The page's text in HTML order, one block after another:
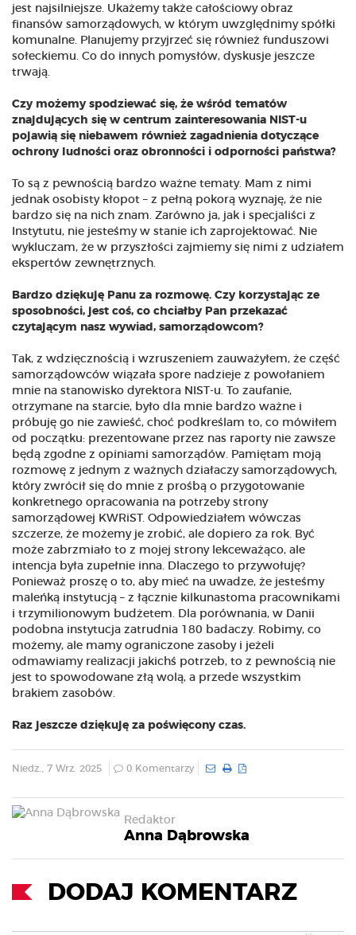
jest najsilniejsze. Ukażemy także całościowy obraz
finansów samorządowych, w którym uwzględnimy spółki
komunalne. Planujemy przyjrzeć się również funduszowi
sołeckiemu. Co do innych pomysłów, dyskusje jeszcze
trwają.
Czy możemy spodziewać się, że wśród tematów
znajdujących się w centrum zainteresowania NIST-u
pojawią się niebawem również zagadnienia dotyczące
ochrony ludności oraz obronności i odporności państwa?
To są z pewnością bardzo ważne tematy. Mam z nimi
jednak osobisty kłopot – z pełną pokorą wyznaję, że nie
bardzo się na nich znam. Zarówno ja, jak i specjaliści z
Instytutu, nie jesteśmy w stanie ich zaprojektować. Nie
wykluczam, że w przyszłości zajmiemy się nimi z udziałem
ekspertów zewnętrznych.
Bardzo dziękuję Panu za rozmowę. Czy korzystając ze
sposobności, jest coś, co chciałby Pan przekazać
czytającym nasz wywiad, samorządowcom?
Tak, z wdzięcznością i wzruszeniem zauważyłem, że część
samorządowców wiązała spore nadzieje z powołaniem
mnie na stanowisko dyrektora NIST-u. To zaufanie,
otrzymane na starcie, było dla mnie bardzo ważne i
próbuję go nie zawieść, choć podkreślam to, co mówiłem
od początku: prezentowane przez nas raporty nie zawsze
będą zgodne z opiniami samorządów. Pamiętam moją
rozmowę z jednym z ważnych działaczy samorządowych,
który zwrócił się do mnie z prośbą o przygotowanie
konkretnego opracowania na potrzeby strony
samorządowej KWRiST. Odpowiedziałem wówczas
szczerze, że możemy je zrobić, ale dopiero za rok. Być
może zabrzmiało to z mojej strony lekceważąco, ale
intencja była zupełnie inna. Dlaczego to przywołuję?
Ponieważ proszę o to, aby mieć na uwadze, że jesteśmy
maleńką instytucją – z łącznie kilkunastoma pracownikami
i trzymilionowym budżetem. Dla porównania, w Danii
podobna instytucja zatrudnia 180 badaczy. Robimy, co
możemy, ale mamy ograniczone zasoby i jeżeli
odmawiamy realizacji jakichś potrzeb, to z pewnością nie
jest to spowodowane złą wolą, a przede wszystkim
brakiem zasobów.
Raz jeszcze dziękuję za poświęcony czas.
Niedz., 7 Wrz. 2025 0 Komentarzy
Redaktor
Anna Dąbrowska
DODAJ KOMENTARZ